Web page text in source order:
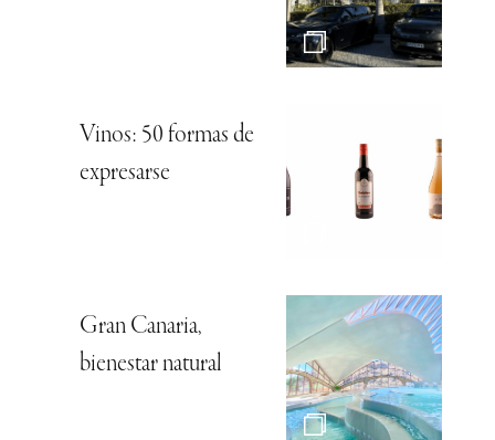
Vinos: 50 formas de
expresarse
Gran Canaria,
bienestar natural